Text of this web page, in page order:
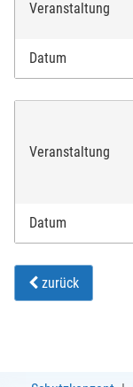
Veranstaltung
Datum
Veranstaltung
Datum
zurück